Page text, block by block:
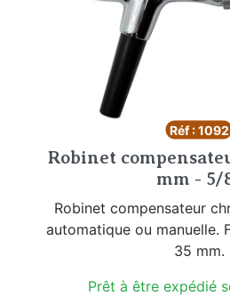
Réf : 1092
Robinet
mm - 5/
Robinet compensateur
automatique ou manuelle.
35 mm.
Prêt à être expédié